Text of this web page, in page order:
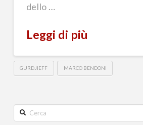
dello …
Leggi di più
GURDJIEFF MARCO BENDONI
Cerca